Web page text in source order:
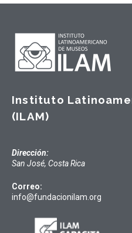
Instituto
(ILAM)
Dirección:
San José, Costa Rica
Correo:
info@fundacionilam.org